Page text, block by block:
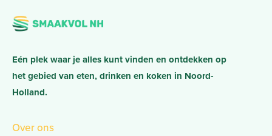
Eén plek waar je alles kunt vinden en ontdekken op
het gebied van eten, drinken en koken in Noord-
Holland.
Over ons